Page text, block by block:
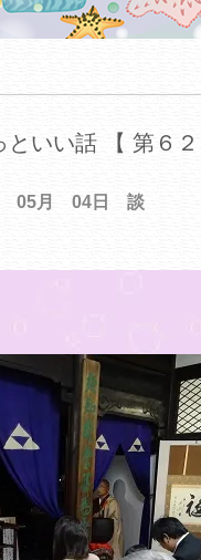
いい話 【 第６２
05月 04日 談